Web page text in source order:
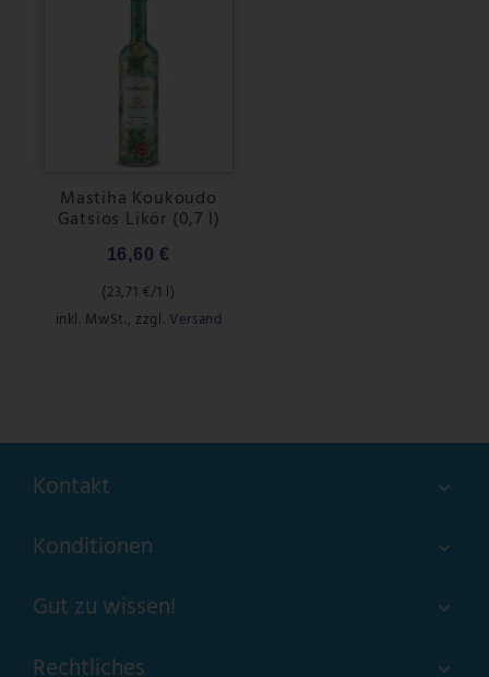
Mastiha Koukoudo
Gatsios Likör (0,7 l)
16,60 €
(23,71 €/1 l)
inkl. MwSt., zzgl. Versand
Kontakt
Konditionen
Gut zu wissen!
Rechtliches